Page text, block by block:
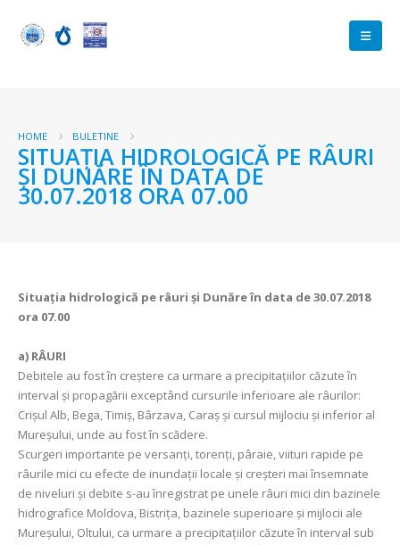
HOME BULETINE
SITUAŢIA HIDROLOGICĂ PE RÂURI
ŞI DUNĂRE ÎN DATA DE
30.07.2018 ORA 07.00
Situaţia hidrologică pe râuri şi Dunăre în data de 30.07.2018
ora 07.00
a) RÂURI
Debitele au fost în creştere ca urmare a precipitaţiilor căzute în
interval şi propagării exceptând cursurile inferioare ale râurilor:
Crișul Alb, Bega, Timiș, Bârzava, Caraș și cursul mijlociu și inferior al
Mureșului, unde au fost în scădere.
Scurgeri importante pe versanţi, torenţi, pâraie, viituri rapide pe
râurile mici cu efecte de inundaţii locale şi creşteri mai însemnate
de niveluri și debite s-au înregistrat pe unele râuri mici din bazinele
hidrografice Moldova, Bistrița, bazinele superioare și mijlocii ale
Mureșului, Oltului, ca urmare a precipitațiilor căzute în interval sub